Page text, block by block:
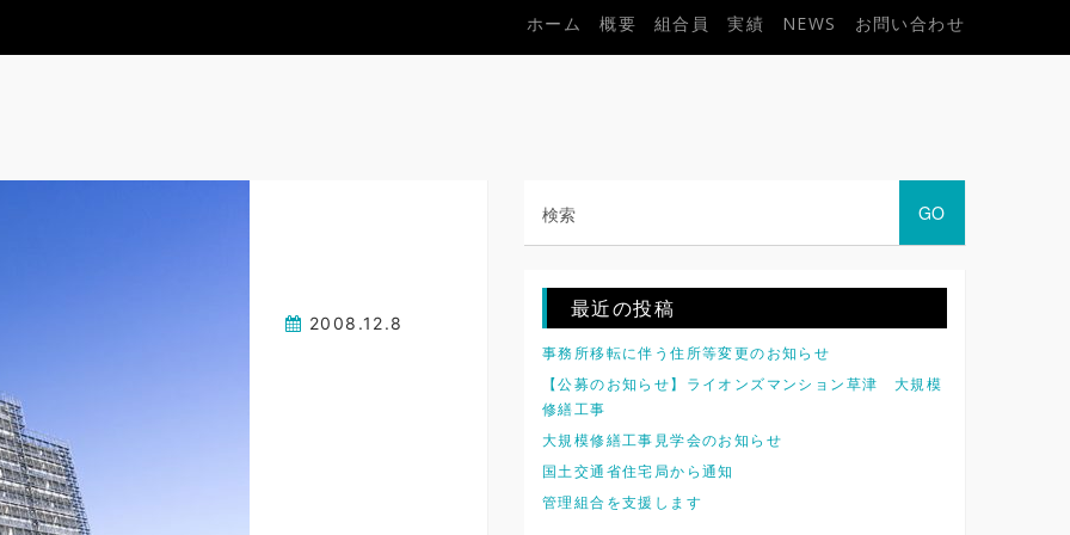
ホーム 概要 組合員 実績 NEWS お問い合わせ
2008.12.8
最近の投稿
事務所移転に伴う住所等変更のお知らせ
【公募のお知らせ】ライオンズマンション草津 大規模
修繕工事
大規模修繕工事見学会のお知らせ
国土交通省住宅局から通知
管理組合を支援します